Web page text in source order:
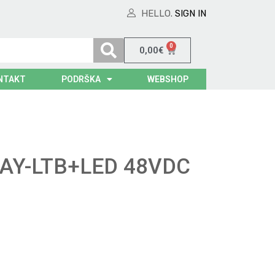
HELLO. SIGN IN
0,00€ 0
PODRŠKA WEBSHOP
LTB+LED 48VDC